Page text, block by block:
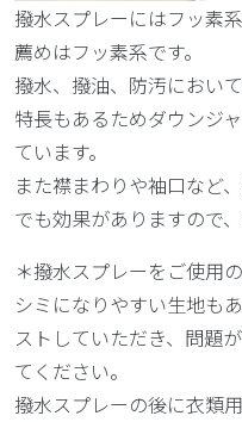
撥水スプレーにはフッ素
薦めはフッ素系です。
撥水、撥油、防汚におい
特長もあるためダウンジ
ています。
また襟まわりや袖口など
でも効果がありますので
＊撥水スプレーをご使用
シミになりやすい生地も
ストしていただき、問題
てください。
撥水スプレーの後に衣類